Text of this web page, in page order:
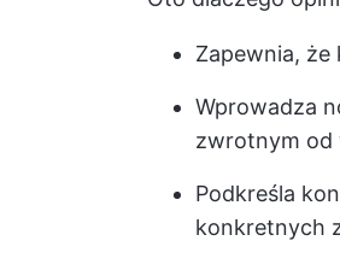
Zapewnia, że
Wprowadza
zwrotnym od
Podkreśla
konkretnych